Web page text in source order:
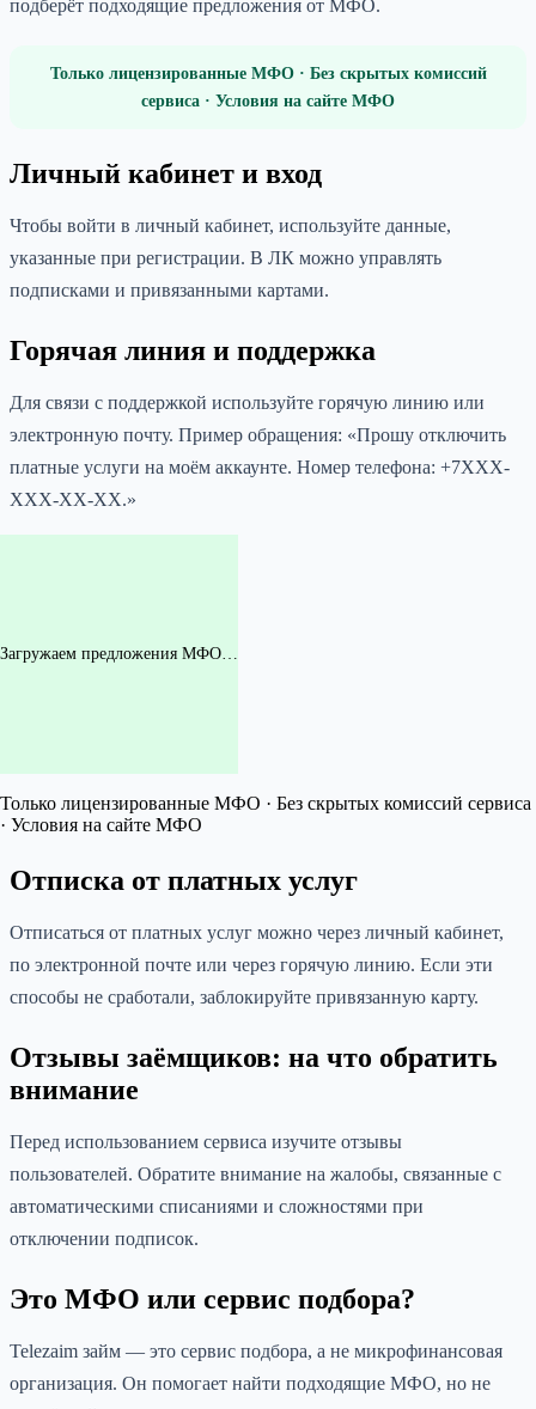
подберёт подходящие предложения от МФО.
Только лицензированные МФО · Без скрытых комиссий
сервиса · Условия на сайте МФО
Личный кабинет и вход
Чтобы войти в личный кабинет, используйте данные,
указанные при регистрации. В ЛК можно управлять
подписками и привязанными картами.
Горячая линия и поддержка
Для связи с поддержкой используйте горячую линию или
электронную почту. Пример обращения: «Прошу отключить
платные услуги на моём аккаунте. Номер телефона: +7XXX-
XXX-XX-XX.»
Загружаем предложения МФО…
Только лицензированные МФО · Без скрытых комиссий сервиса
· Условия на сайте МФО
Отписка от платных услуг
Отписаться от платных услуг можно через личный кабинет,
по электронной почте или через горячую линию. Если эти
способы не сработали, заблокируйте привязанную карту.
Отзывы заёмщиков: на что обратить
внимание
Перед использованием сервиса изучите отзывы
пользователей. Обратите внимание на жалобы, связанные с
автоматическими списаниями и сложностями при
отключении подписок.
Это МФО или сервис подбора?
Telezaim займ — это сервис подбора, а не микрофинансовая
организация. Он помогает найти подходящие МФО, но не